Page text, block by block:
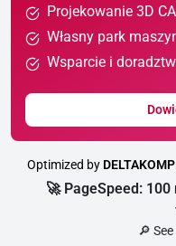
Projekowanie 3D
Własny park
Wsparcie i
Optimized by
🚀 PageSpeed:
🔎